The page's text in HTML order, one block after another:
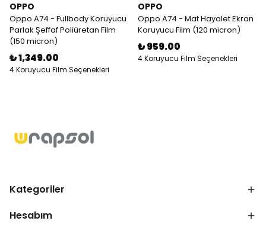
OPPO
Oppo A74 - Fullbody Koruyucu
Parlak Şeffaf Poliüretan Film
(150 micron)
₺ 1,349.00
4 Koruyucu Film Seçenekleri
OPPO
Oppo A74 - Mat Hayalet Ekran
Koruyucu Film (120 micron)
₺ 959.00
4 Koruyucu Film Seçenekleri
Kategoriler
Hesabım